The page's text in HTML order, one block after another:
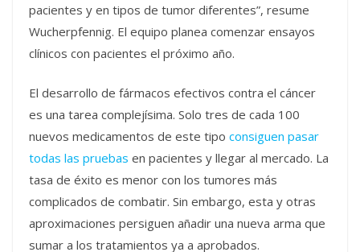
pacientes y en tipos de tumor diferentes”, resume
Wucherpfennig. El equipo planea comenzar ensayos
clínicos con pacientes el próximo año.
El desarrollo de fármacos efectivos contra el cáncer
es una tarea complejísima. Solo tres de cada 100
nuevos medicamentos de este tipo consiguen pasar
todas las pruebas en pacientes y llegar al mercado. La
tasa de éxito es menor con los tumores más
complicados de combatir. Sin embargo, esta y otras
aproximaciones persiguen añadir una nueva arma que
sumar a los tratamientos ya a aprobados.